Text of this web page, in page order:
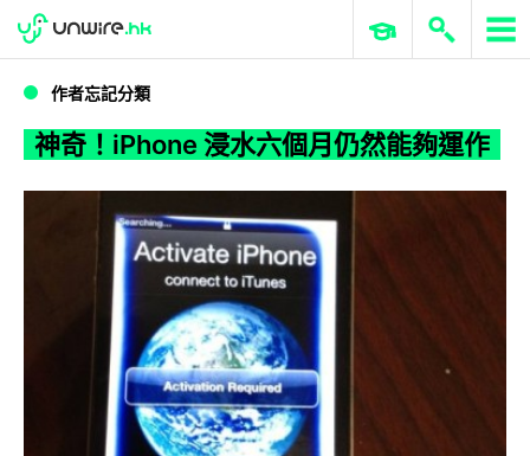
神奇！iPhone 浸水六個月仍然能夠運作
WWDC 2026 ERP 與商業 AI
作者忘記分類
神奇！iPhone 浸水六個月仍然能夠運作